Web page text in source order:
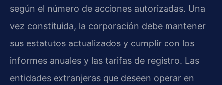
según el número de acciones autorizadas. Una
vez constituida, la corporación debe mantener
sus estatutos actualizados y cumplir con los
informes anuales y las tarifas de registro. Las
entidades extranjeras que deseen operar en